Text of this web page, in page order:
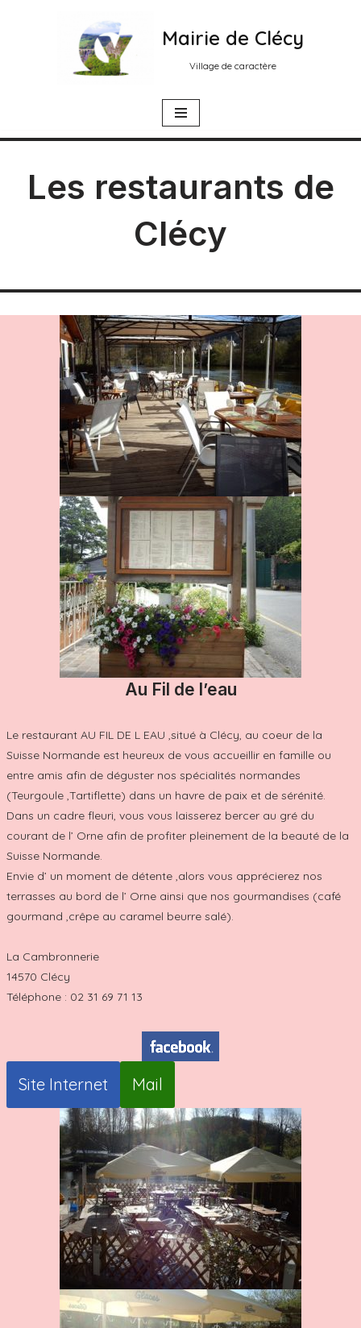
Mairie de Clécy
Village de caractère
Les restaurants de
Clécy
Au Fil de l’eau
Le restaurant AU FIL DE L EAU ,situé à Clécy, au coeur de la
Suisse Normande est heureux de vous accueillir en famille ou
entre amis afin de déguster nos spécialités normandes
(Teurgoule ,Tartiflette) dans un havre de paix et de sérénité.
Dans un cadre fleuri, vous vous laisserez bercer au gré du
courant de l’ Orne afin de profiter pleinement de la beauté de la
Suisse Normande.
Envie d’ un moment de détente ,alors vous apprécierez nos
terrasses au bord de l’ Orne ainsi que nos gourmandises (café
gourmand ,crêpe au caramel beurre salé).
La Cambronnerie
14570 Clécy
Téléphone : 02 31 69 71 13
Site Internet Mail